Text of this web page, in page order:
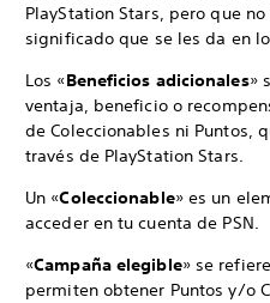
PlayStation Stars, pero que
significado que se les da en
Los «Beneficios adicionales»
ventaja, beneficio o
de Coleccionables ni Puntos,
través de PlayStation Stars.
Un «Coleccionable» es un
acceder en tu cuenta de PSN.
«Campaña elegible» se
permiten obtener Puntos y/o